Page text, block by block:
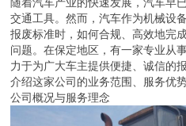
随着汽车产业的快速发展，汽车早
交通工具。然而，汽车作为机械设
报废标准时，如何合规、高效地完
问题。在保定地区，有一家专业从
力于为广大车主提供便捷、诚信的
介绍这家公司的业务范围、服务优
公司概况与服务理念